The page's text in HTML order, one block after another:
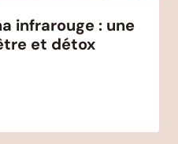
infrarouge : une
et détox